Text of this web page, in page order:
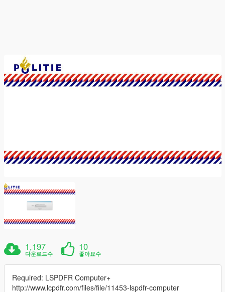
1,197
다운로드수
10
좋아요수
Required: LSPDFR Computer+
http://www.lcpdfr.com/files/file/11453-lspdfr-computer